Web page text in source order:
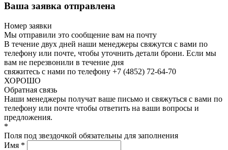
Ваша заявка отправлена
Номер заявки
Мы отправили это сообщение вам на почту
В течение двух дней наши менеджеры свяжутся с вами по
телефону или почте, чтобы уточнить детали брони. Если мы
вам не перезвонили в течение дня
свяжитесь с нами по телефону +7 (4852) 72-64-70
ХОРОШО
Обратная связь
Наши менеджеры получат ваше письмо и свяжуться с вами по
телефону или почте чтобы ответить на ваши вопросы и
предложения.
*
Поля под звездочкой обязательны для заполнения
Имя *